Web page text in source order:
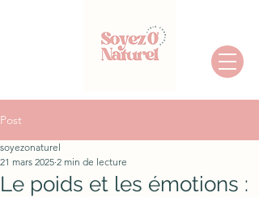
Post
Le poids et les émotions :
soyezonaturel
21 mars 2025 2 min de lecture